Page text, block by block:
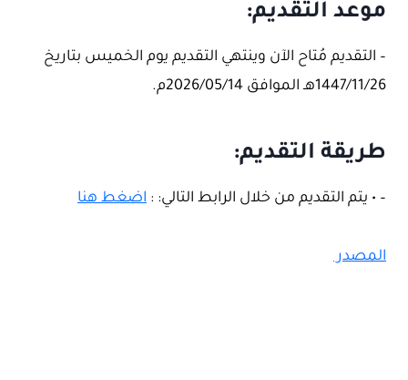
موعد التقديم:
– التقديم مُتاح الآن وينتهي التقديم يوم الخميس بتاريخ
1447/11/26هـ الموافق 2026/05/14م.
طريقة التقديم:
– • يتم التقديم من خلال الرابط التالي: : اضغط هنا
المصدر